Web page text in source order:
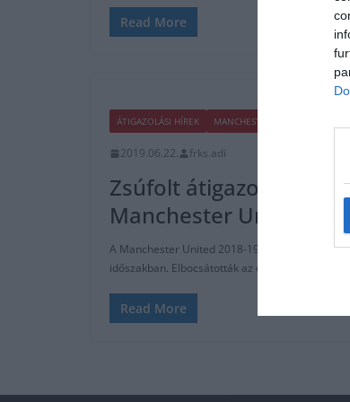
Read More
ÁTIGAZOLÁSI HÍREK MANCHESTER UNITED
2019.06.22. frks.adi
Zsúfolt átigazolási
Manchester Unitednek
A Manchester United 2018-19-es szezonja, az
időszakban. Elbocsátották az edzőt, egy célt sem
Read More